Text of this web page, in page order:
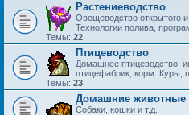
Растениеводство
Овощеводство открытого
Технологии полива,
Темы: 22
Птицеводство
Домашнее птицеводство,
птицефабрик, корм. Куры,
Темы: 23
Домашние животные
Собаки, кошки и т.д.